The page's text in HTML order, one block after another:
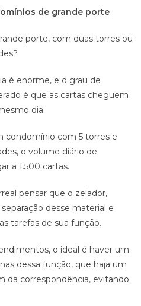
de grande porte
porte, com duas torres ou
é enorme, e o grau de
é que as cartas cheguem
dia.
condomínio com 5 torres e
o volume diário de
a 1.500 cartas.
pensar que o zelador,
desse material e
tarefas de sua função.
o ideal é haver um
dessa função, que haja um
da correspondência, evitando